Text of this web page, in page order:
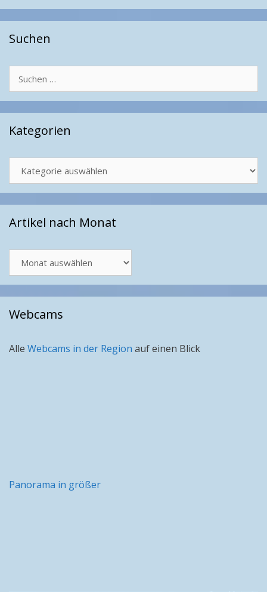
Suchen
nach:
Kategorien
Artikel nach Monat
nach
Monat
Webcams
Alle Webcams in der Region auf einen Blick
Panorama in größer